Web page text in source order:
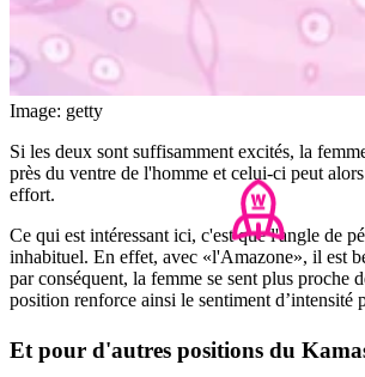
Image: getty
Si les deux sont suffisamment excités, la
près du ventre de l'homme et celui-ci peut
effort.
Ce qui est intéressant ici, c'est que l'angle de
inhabituel. En effet, avec «l'Amazone», il est
par conséquent, la femme se sent plus proche
position renforce ainsi le sentiment d’intensité
Et pour d'autres positions du